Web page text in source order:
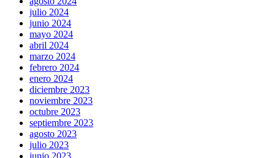
julio 2024
junio 2024
mayo 2024
abril 2024
marzo 2024
febrero 2024
enero 2024
diciembre 2023
noviembre 2023
octubre 2023
septiembre 2023
agosto 2023
julio 2023